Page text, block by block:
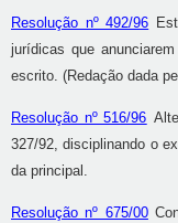
Resolução nº 492/96
jurídicas que
escrito. (Redação dada
Resolução nº 516/96
327/92, disciplinando o
da principal.
Resolução nº 675/00